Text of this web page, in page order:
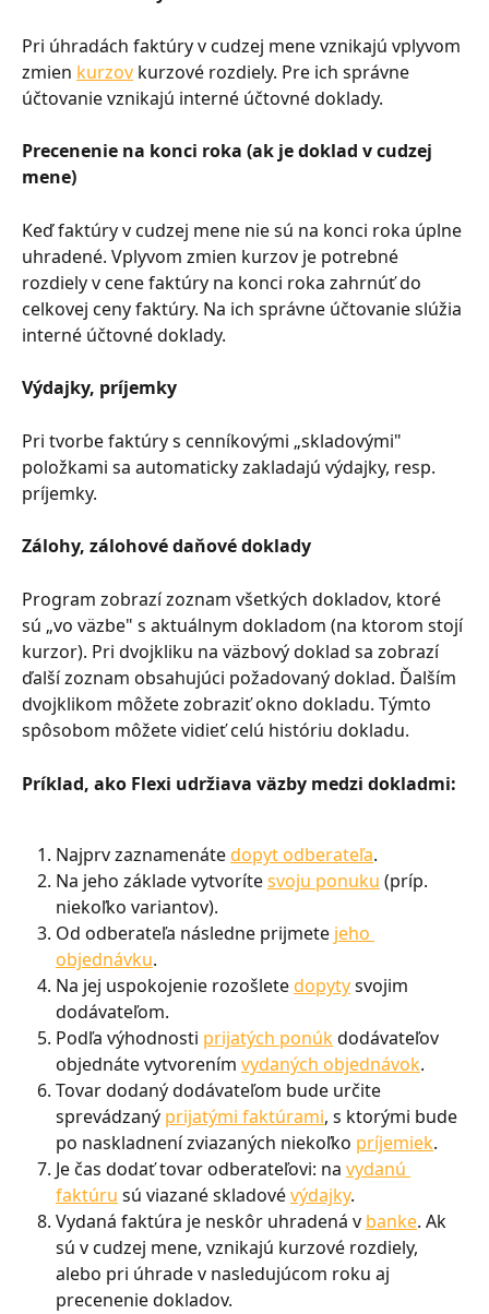
Pri úhradách faktúry v cudzej mene vznikajú vplyvom
zmien kurzov kurzové rozdiely. Pre ich správne
účtovanie vznikajú interné účtovné doklady.
Precenenie na konci roka (ak je doklad v cudzej
mene)
Keď faktúry v cudzej mene nie sú na konci roka úplne
uhradené. Vplyvom zmien kurzov je potrebné
rozdiely v cene faktúry na konci roka zahrnúť do
celkovej ceny faktúry. Na ich správne účtovanie slúžia
interné účtovné doklady.
Výdajky, príjemky
Pri tvorbe faktúry s cenníkovými „skladovými"
položkami sa automaticky zakladajú výdajky, resp.
príjemky.
Zálohy, zálohové daňové doklady
Program zobrazí zoznam všetkých dokladov, ktoré
sú „vo väzbe" s aktuálnym dokladom (na ktorom stojí
kurzor). Pri dvojkliku na väzbový doklad sa zobrazí
ďalší zoznam obsahujúci požadovaný doklad. Ďalším
dvojklikom môžete zobraziť okno dokladu. Týmto
spôsobom môžete vidieť celú históriu dokladu.
Príklad, ako Flexi udržiava väzby medzi dokladmi:
Najprv zaznamenáte dopyt odberateľa.
Na jeho základe vytvoríte svoju ponuku (príp.
niekoľko variantov).
Od odberateľa následne prijmete jeho
objednávku.
Na jej uspokojenie rozošlete dopyty svojim
dodávateľom.
Podľa výhodnosti prijatých ponúk dodávateľov
objednáte vytvorením vydaných objednávok.
Tovar dodaný dodávateľom bude určite
sprevádzaný prijatými faktúrami, s ktorými bude
po naskladnení zviazaných niekoľko príjemiek.
Je čas dodať tovar odberateľovi: na vydanú
faktúru sú viazané skladové výdajky.
Vydaná faktúra je neskôr uhradená v banke. Ak
sú v cudzej mene, vznikajú kurzové rozdiely,
alebo pri úhrade v nasledujúcom roku aj
precenenie dokladov.